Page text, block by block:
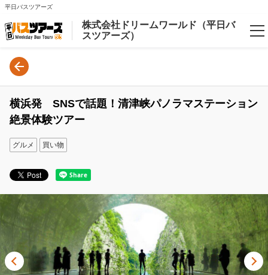
平日バスツアーズ
株式会社ドリームワールド（平日バ
スツアーズ）
Language
English
Login/Reservations
横浜発 SNSで話題！清津峡パノラマステーション
絶景体験ツアー
グルメ 買い物